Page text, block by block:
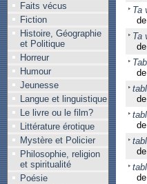
Faits vécus
Fiction
Histoire, Géographie
et Politique
Horreur
Humour
Jeunesse
Langue et linguistique
Le livre ou le film?
Littérature érotique
Mystère et Policier
Philosophie, religion
et spiritualité
Poésie
Ta
Ta